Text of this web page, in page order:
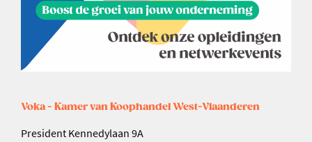
Voka - Kamer van Koophandel West-Vlaanderen
President Kennedylaan 9A